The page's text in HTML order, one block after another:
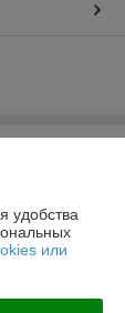
удобства
или